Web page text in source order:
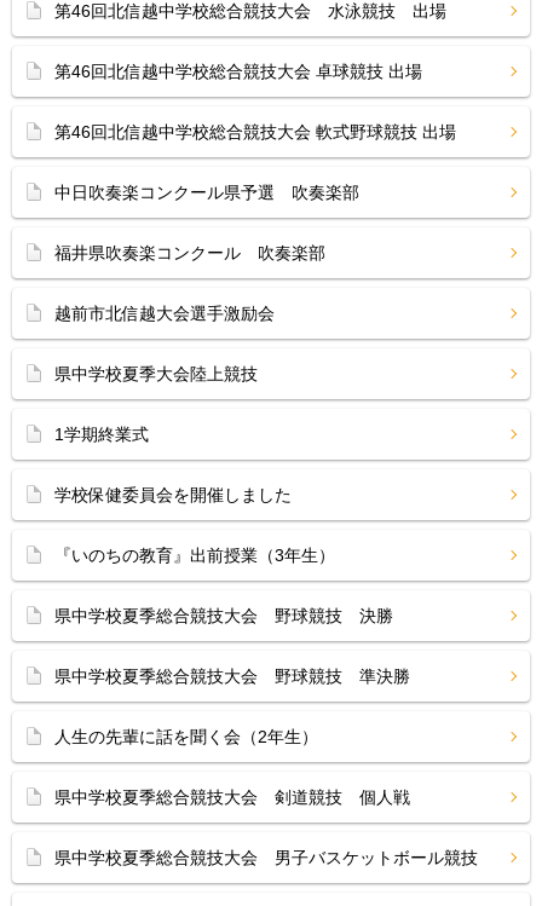
第46回北信越中学校総合競技大会 水泳競技 出場
第46回北信越中学校総合競技大会 卓球競技 出場
第46回北信越中学校総合競技大会 軟式野球競技 出場
中日吹奏楽コンクール県予選 吹奏楽部
福井県吹奏楽コンクール 吹奏楽部
越前市北信越大会選手激励会
県中学校夏季大会陸上競技
1学期終業式
学校保健委員会を開催しました
『いのちの教育』出前授業（3年生）
県中学校夏季総合競技大会 野球競技 決勝
県中学校夏季総合競技大会 野球競技 準決勝
人生の先輩に話を聞く会（2年生）
県中学校夏季総合競技大会 剣道競技 個人戦
県中学校夏季総合競技大会 男子バスケットボール競技